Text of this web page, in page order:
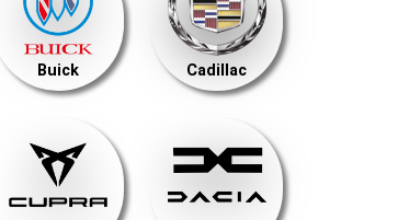
Buick Cadillac